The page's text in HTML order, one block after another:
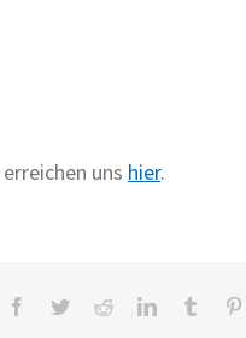
uns hier.
Facebook
TwitterRedditLinkedInTumblr